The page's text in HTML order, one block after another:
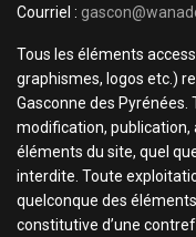
Courriel :
Tous les éléments
graphismes, logos etc.)
Gasconne des
modification,
éléments du site, quel
interdite. Toute
quelconque des
constitutive d’une